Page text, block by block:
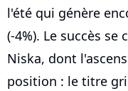
l'été qui génère
(-4%). Le succès
Niska, dont
position : le titre